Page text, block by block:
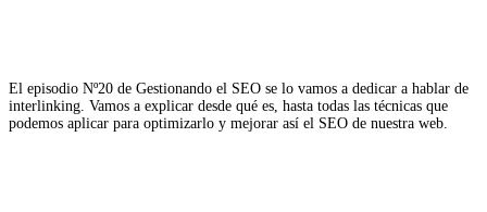
El episodio Nº20 de Gestionando el SEO se lo vamos a dedicar a hablar de
interlinking. Vamos a explicar desde qué es, hasta todas las técnicas que
podemos aplicar para optimizarlo y mejorar así el SEO de nuestra web.